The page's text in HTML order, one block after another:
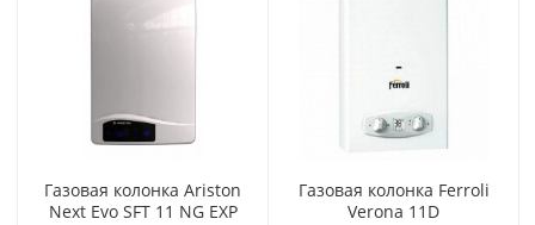
Газовая колонка Ariston
Next Evo SFT 11 NG EXP
Газовая колонка Ferroli
Verona 11D